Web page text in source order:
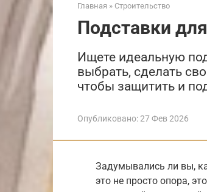
Главная » Строительство
Подставки
Ищете идеальную
выбрать, сделать
чтобы защитить и
Опубликовано:27 Фев 2026
Задумывались ли вы,
это не просто опора,